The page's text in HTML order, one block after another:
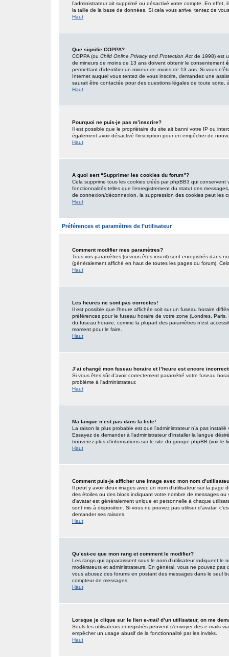
l’administrateur ait supprimé ou désactivé votre compte. En
la taille de la base de données. Si cela vous arrive, tentez de
Haut
Que signifie COPPA?
COPPA (ou Child Online Privacy and Protection Act de 1998) est
de mineurs de moins de 13 ans doivent obtenir le consentement
permettant d’identifier un mineur de moins de 13 ans. Si vous
Internet auquel vous tentez de vous inscrire, demandez une
saurait être contactée pour des questions légales de toute sorte,
Haut
Pourquoi ne puis-je pas m’inscrire?
Il est possible que le propriétaire du site ait banni votre IP ou
également avoir désactivé l’inscription pour en empêcher de
Haut
A quoi sert “Supprimer les cookies du forum”?
Cela supprime tous les cookies créés par phpBB3 qui
fonctionnalités telles que l’enregistrement du statut des
de connexion/déconnexion, la suppression des cookies peut les
Haut
Préférences et paramètres de l’utilisateur
Comment modifier mes paramètres?
Tous vos paramètres (si vous êtes inscrit) sont enregistrés dans
(généralement affiché en haut de toutes les pages du forum).
Haut
Les heures ne sont pas correctes!
Il est possible que l’heure affichée soit sur un fuseau horaire
préférences pour le fuseau horaire de votre zone (Londres,
du fuseau horaire, comme la plupart des paramètres n’est
moment pour le faire.
Haut
J’ai changé mon fuseau horaire et l’heure est encore
Si vous êtes sûr d’avoir correctement paramétré votre fuseau
problème à l’administrateur.
Haut
Ma langue n’est pas dans la liste!
La raison la plus probable est que l’administrateur n’a pas
Essayez de demander à l’administrateur d’installer la langue
trouverez plus d’informations sur le site du groupe phpBB (voir le
Haut
Comment puis-je afficher une image avec mon nom
Il peut y avoir deux images avec un nom d’utilisateur sur la
des étoiles ou des blocs indiquant votre nombre de messages
d’avatar est généralement unique et personnelle à chaque
sont mis à disposition. Si vous ne pouvez pas utiliser d’avatar,
demander ses raisons.
Haut
Qu’est-ce que mon rang et comment le modifier?
Les rangs qui apparaissent sous le nom d’utilisateur indiquent
modérateurs et administrateurs. En général, vous ne pouvez pas
vous abusez des forums en postant des messages dans le seul
compteur de messages.
Haut
Lorsque je clique sur le lien e-mail d’un utilisateur, on me
Seuls les utilisateurs enregistrés peuvent s’envoyer des e-mails
empêcher un usage abusif de la fonctionnalité par les invités.
Haut